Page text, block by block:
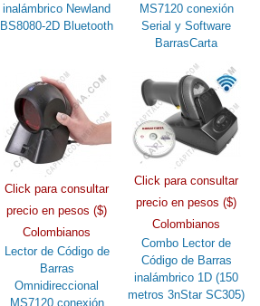
inalámbrico Newland
BS8080-2D Bluetooth
MS7120 conexión
Serial y Software
BarrasCarta
Click para consultar
precio en pesos ($)
Colombianos
Lector de Código de
Barras
Omnidireccional
MS7120 conexión
Click para consultar
precio en pesos ($)
Colombianos
Combo Lector de
Código de Barras
inalámbrico 1D (150
metros 3nStar SC305)